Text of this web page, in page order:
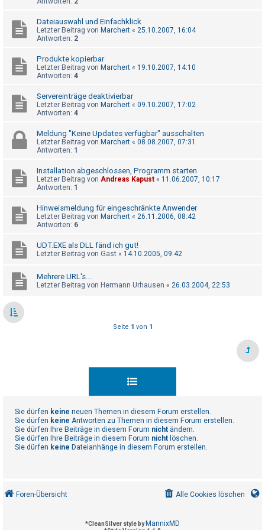
r
i
e
n
U
n
e
a
o
r
t
e
t
e
A
v
Dateiauswahl und Einfachklick
Letzter Beitrag von Marchert « 25.10.2007, 16:04
Antworten: 2
Produkte kopierbar
Letzter Beitrag von Marchert « 19.10.2007, 14:10
Antworten: 4
Servereinträge deaktivierbar
Letzter Beitrag von Marchert « 09.10.2007, 17:02
Antworten: 4
Meldung "Keine Updates verfügbar" ausschalten
Letzter Beitrag von Marchert « 08.08.2007, 07:31
Antworten: 1
Installation abgeschlossen, Programm starten
Letzter Beitrag von Andreas Kapust « 11.06.2007, 10:17
Antworten: 1
Hinweismeldung für eingeschränkte Anwender
Letzter Beitrag von Marchert « 26.11.2006, 08:42
Antworten: 6
UDT.EXE als DLL fänd ich gut!
Letzter Beitrag von Gast « 14.10.2005, 09:42
Mehrere URL's....
Letzter Beitrag von Hermann Urhausen « 26.03.2004, 22:53
Seite 1 von 1
Sie dürfen keine neuen Themen in diesem Forum erstellen.
Sie dürfen keine Antworten zu Themen in diesem Forum erstellen.
Sie dürfen Ihre Beiträge in diesem Forum nicht ändern.
Sie dürfen Ihre Beiträge in diesem Forum nicht löschen.
Sie dürfen keine Dateianhänge in diesem Forum erstellen.
Foren-Übersicht Alle Cookies löschen
*CleanSilver style by MannixMD